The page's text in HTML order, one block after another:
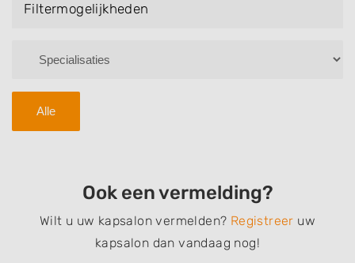
Filtermogelijkheden
Alle
Ook een vermelding?
Wilt u uw kapsalon vermelden? Registreer uw
kapsalon dan vandaag nog!